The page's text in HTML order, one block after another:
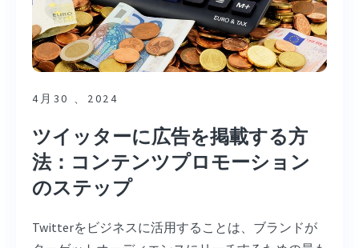
4月30 、2024
ツイッターに広告を掲載する方
法：コンテンツプロモーション
のステップ
Twitterをビジネスに活用することは、ブランドが